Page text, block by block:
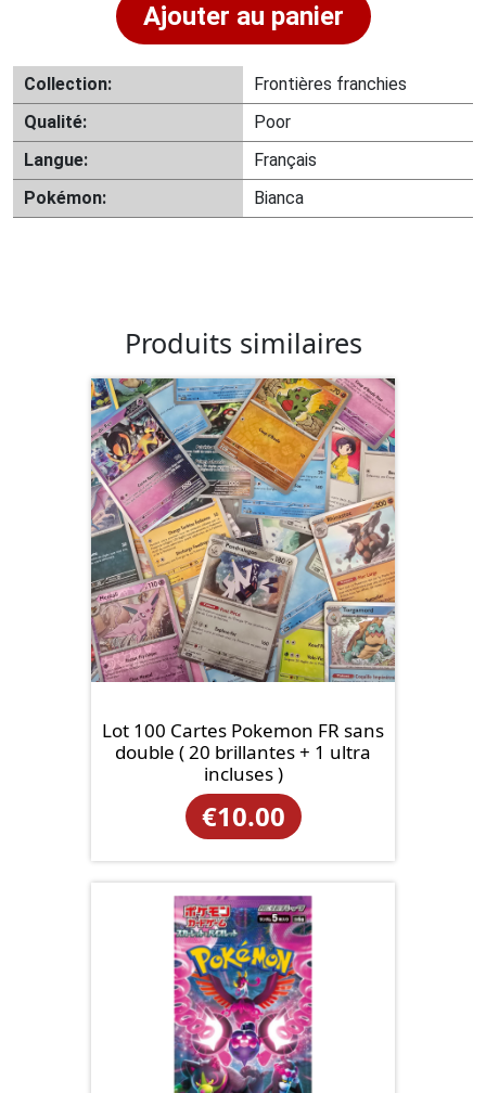
Ajouter au panier
Collection:
Frontières franchies
Qualité:
Poor
Langue:
Français
Pokémon:
Bianca
Produits similaires
Lot 100 Cartes Pokemon FR sans
double ( 20 brillantes + 1 ultra
incluses )
€10.00